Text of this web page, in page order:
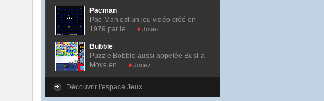
Pacman
Pac-Man est un jeu vidéo créé en
1979 par le......
Jouez
Bubble
Puzzle Bobble aussi appelée Bust-a-
Move en......
Jouez
Découvrir l'espace Jeux